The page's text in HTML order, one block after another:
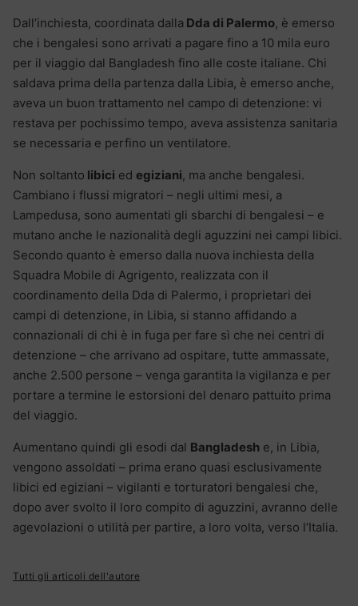
Dall’inchiesta, coordinata dalla Dda di Palermo, è emerso
che i bengalesi sono arrivati a pagare fino a 10 mila euro
per il viaggio dal Bangladesh fino alle coste italiane. Chi
saldava prima della partenza dalla Libia, è emerso anche,
aveva un buon trattamento nel campo di detenzione: vi
restava per pochissimo tempo, aveva assistenza sanitaria
se necessaria e perfino un ventilatore.
Non soltanto libici ed egiziani, ma anche bengalesi.
Cambiano i flussi migratori – negli ultimi mesi, a
Lampedusa, sono aumentati gli sbarchi di bengalesi – e
mutano anche le nazionalità degli aguzzini nei campi libici.
Secondo quanto è emerso dalla nuova inchiesta della
Squadra Mobile di Agrigento, realizzata con il
coordinamento della Dda di Palermo, i proprietari dei
campi di detenzione, in Libia, si stanno affidando a
connazionali di chi è in fuga per fare sì che nei centri di
detenzione – che arrivano ad ospitare, tutte ammassate,
anche 2.500 persone – venga garantita la vigilanza e per
portare a termine le estorsioni del denaro pattuito prima
del viaggio.
Aumentano quindi gli esodi dal Bangladesh e, in Libia,
vengono assoldati – prima erano quasi esclusivamente
libici ed egiziani – vigilanti e torturatori bengalesi che,
dopo aver svolto il loro compito di aguzzini, avranno delle
agevolazioni o utilità per partire, a loro volta, verso l’Italia.
Tutti gli articoli dell'autore